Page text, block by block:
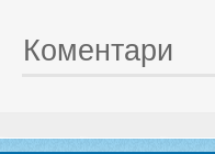
Коментари